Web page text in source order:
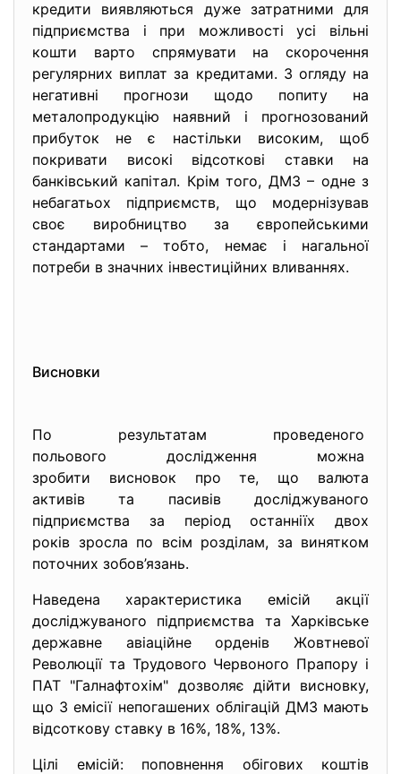
кредити виявляються дуже затратними для
підприємства і при можливості усі вільні
кошти варто спрямувати на скорочення
регулярних виплат за кредитами. З огляду на
негативні прогнози щодо попиту на
металопродукцію наявний і прогнозований
прибуток не є настільки високим, щоб
покривати високі відсоткові ставки на
банківський капітал. Крім того, ДМЗ – одне з
небагатьох підприємств, що модернізував
своє виробництво за європейськими
стандартами – тобто, немає і нагальної
потреби в значних інвестиційних вливаннях.
Висновки
По результатам проведеного
польового дослідження можна
зробити висновок про те, що валюта
активів та пасивів досліджуваного
підприємства за період останніїх двох
років зросла по всім розділам, за винятком
поточних зобов’язань.
Наведена характеристика емісій акції
досліджуваного підприємства та Харкiвське
державне авiацiйне орденiв Жовтневої
Революцiї та Трудового Червоного Прапору і
ПАТ "Галнафтохім" дозволяє дійти висновку,
що 3 емісії непогашених облігацій ДМЗ мають
відсоткову ставку в 16%, 18%, 13%.
Цілі емісій: поповнення обiгових коштiв